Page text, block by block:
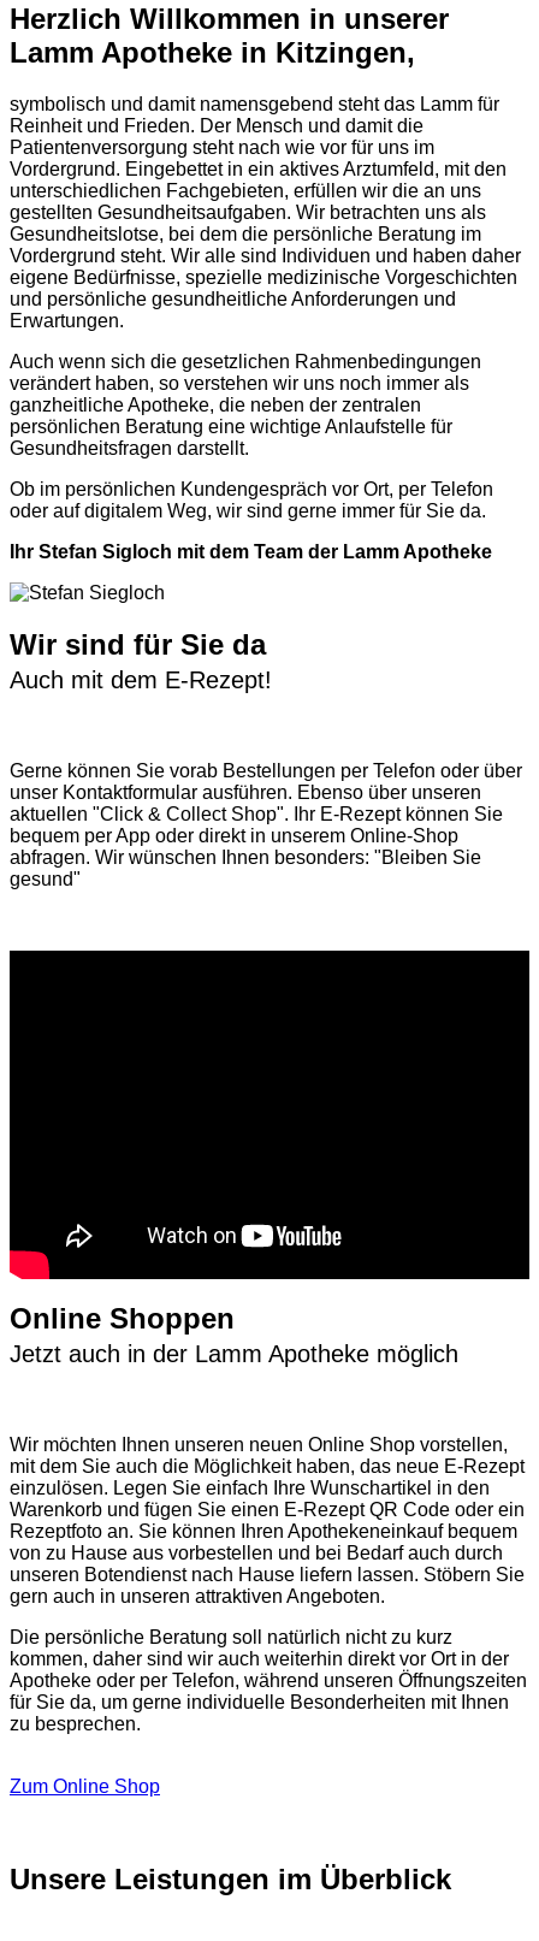
Herzlich Willkommen in unserer
Lamm Apotheke in Kitzingen,
symbolisch und damit namensgebend steht das Lamm für
Reinheit und Frieden. Der Mensch und damit die
Patientenversorgung steht nach wie vor für uns im
Vordergrund. Eingebettet in ein aktives Arztumfeld, mit den
unterschiedlichen Fachgebieten, erfüllen wir die an uns
gestellten Gesundheitsaufgaben. Wir betrachten uns als
Gesundheitslotse, bei dem die persönliche Beratung im
Vordergrund steht. Wir alle sind Individuen und haben daher
eigene Bedürfnisse, spezielle medizinische Vorgeschichten
und persönliche gesundheitliche Anforderungen und
Erwartungen.
Auch wenn sich die gesetzlichen Rahmenbedingungen
verändert haben, so verstehen wir uns noch immer als
ganzheitliche Apotheke, die neben der zentralen
persönlichen Beratung eine wichtige Anlaufstelle für
Gesundheitsfragen darstellt.
Ob im persönlichen Kundengespräch vor Ort, per Telefon
oder auf digitalem Weg, wir sind gerne immer für Sie da.
Ihr Stefan Sigloch mit dem Team der Lamm Apotheke
Wir sind für Sie da
Auch mit dem E-Rezept!
Gerne können Sie vorab Bestellungen per Telefon oder über
unser Kontaktformular ausführen. Ebenso über unseren
aktuellen "Click & Collect Shop". Ihr E-Rezept können Sie
bequem per App oder direkt in unserem Online-Shop
abfragen. Wir wünschen Ihnen besonders: "Bleiben Sie
gesund"
Online Shoppen
Jetzt auch in der Lamm Apotheke möglich
Wir möchten Ihnen unseren neuen Online Shop vorstellen,
mit dem Sie auch die Möglichkeit haben, das neue E-Rezept
einzulösen. Legen Sie einfach Ihre Wunschartikel in den
Warenkorb und fügen Sie einen E-Rezept QR Code oder ein
Rezeptfoto an. Sie können Ihren Apothekeneinkauf bequem
von zu Hause aus vorbestellen und bei Bedarf auch durch
unseren Botendienst nach Hause liefern lassen. Stöbern Sie
gern auch in unseren attraktiven Angeboten.
Die persönliche Beratung soll natürlich nicht zu kurz
kommen, daher sind wir auch weiterhin direkt vor Ort in der
Apotheke oder per Telefon, während unseren Öffnungszeiten
für Sie da, um gerne individuelle Besonderheiten mit Ihnen
zu besprechen.
Zum Online Shop
Unsere Leistungen im Überblick